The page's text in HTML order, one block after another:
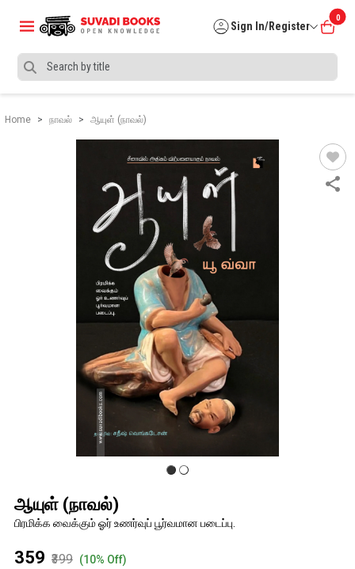
Sign In/Register
0
Home நாவல் ஆயுள் (நாவல்)
ஆயுள் (நாவல்)
பிரமிக்க வைக்கும் ஓர் உணர்வுப் பூர்வமான படைப்பு.
₹359 ₹399 (10% Off)